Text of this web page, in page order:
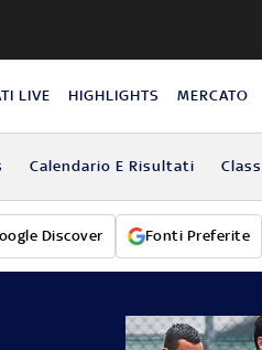
LIVE HIGHLIGHTS MERCATO
Calendario E Risultati
Discover Fonti Preferite